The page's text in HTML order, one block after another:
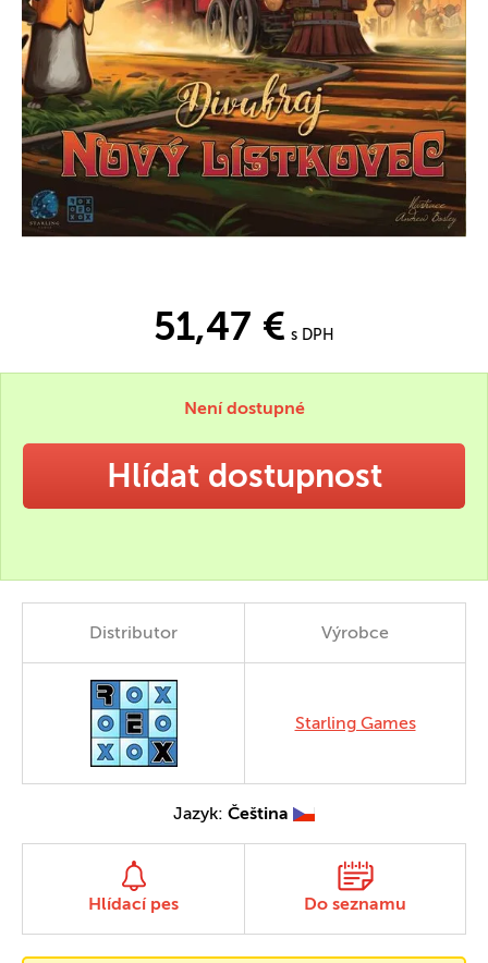
51,47 € s DPH
Není dostupné
Hlídat dostupnost
Distributor Výrobce
Starling Games
Jazyk: Čeština
Hlídací pes Do seznamu